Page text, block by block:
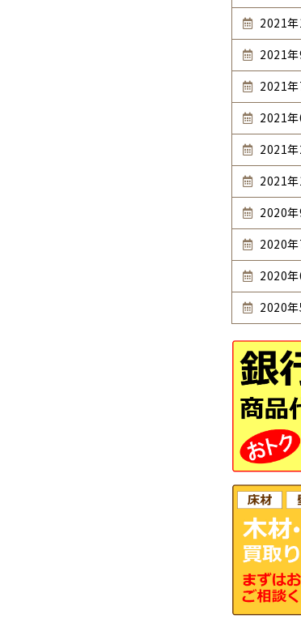
2021
2021
2021
2021
2021
2021
2020
2020
2020
2020